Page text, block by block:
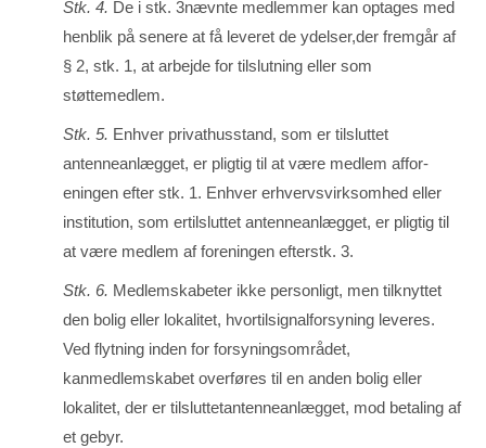
Stk. 4. De i stk. 3nævnte medlemmer kan optages med
henblik på senere at få leveret de ydelser,der fremgår af
§ 2, stk. 1, at arbejde for tilslutning eller som
støttemedlem.
Stk. 5. Enhver privathusstand, som er tilsluttet
antenneanlægget, er pligtig til at være medlem affor­
eningen efter stk. 1. Enhver erhvervsvirksomhed eller
institution, som ertilsluttet antenneanlæg­get, er pligtig til
at være medlem af foreningen efterstk. 3.
Stk. 6. Medlemskabeter ikke personligt, men tilknyttet
den bolig eller lokalitet, hvortilsignalforsy­ning leve­res.
Ved flytning inden for forsyningsområdet,
kanmedlemskabet overføres til en anden bo­lig eller
lokalitet, der er tilsluttetantenneanlægget, mod betaling af
et gebyr.